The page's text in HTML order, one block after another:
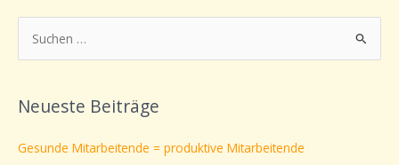
u
h
Neueste Beiträge
Gesunde Mitarbeitende = produktive Mitarbeitende